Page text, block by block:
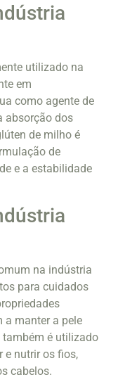
utilizado na
em
como agente de
absorção dos
de milho é
de
e a estabilidade
na indústria
para cuidados
a manter a pele
é utilizado
e nutrir os fios,
cabelos.